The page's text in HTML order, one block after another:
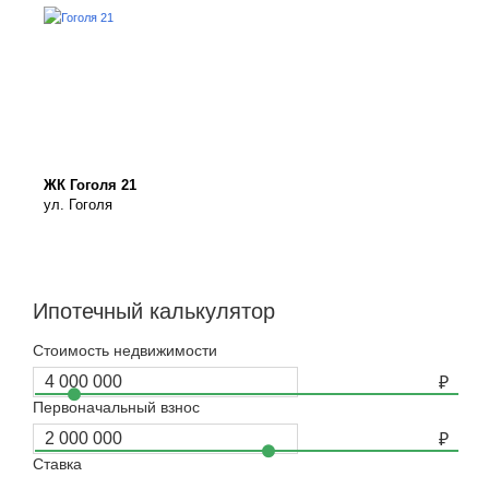
ЖК Гоголя 21
ул. Гоголя
Ипотечный калькулятор
Стоимость недвижимости
Первоначальный взнос
Ставка